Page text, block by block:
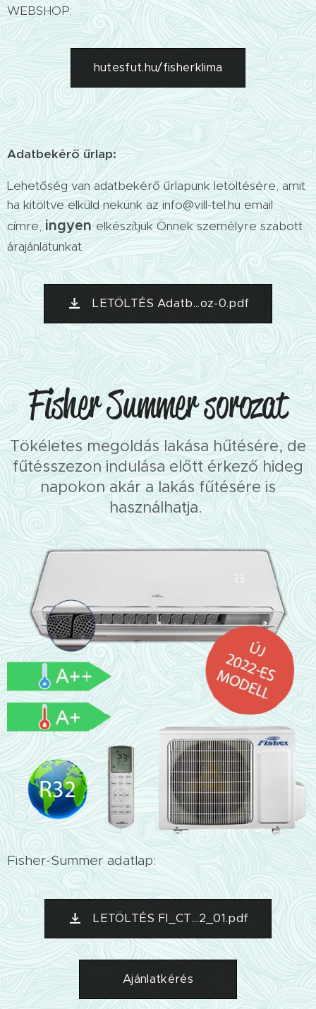
WEBSHOP:
hutesfut.hu/fisherklima
Adatbekérő űrlap:
Lehetőség van adatbekérő űrlapunk letöltésére, amit
ha kitöltve elküld nekünk az info@vill-tel.hu email
címre, ingyenelkészítjük Önnek személyre szabott
árajánlatunkat.
LETÖLTÉS Adatb...oz-0.pdf
Fisher Summer sorozat
Tökéletes megoldás lakása hűtésére, de
fűtésszezon indulása előtt érkező hideg
napokon akár a lakás fűtésére is
használhatja.
Fisher-Summer adatlap:
LETÖLTÉS FI_CT...2_01.pdf
Ajánlatkérés